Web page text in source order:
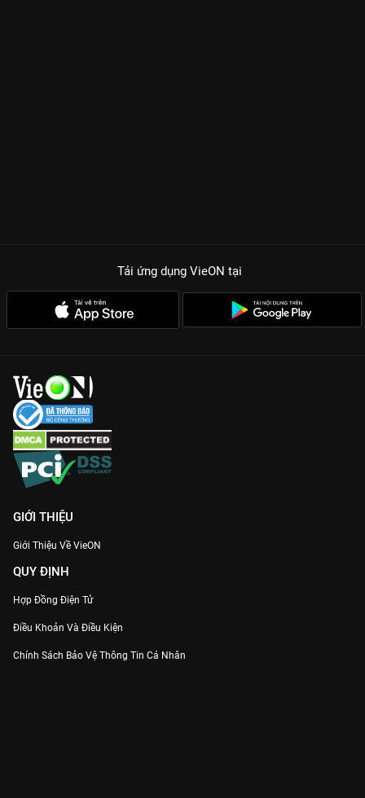
Tải ứng dụng VieON tại
GIỚI THIỆU
Giới Thiệu Về VieON
QUY ĐỊNH
Hợp Đồng Điện Tử
Điều Khoản Và Điều Kiện
Chính Sách Bảo Vệ Thông Tin Cá Nhân